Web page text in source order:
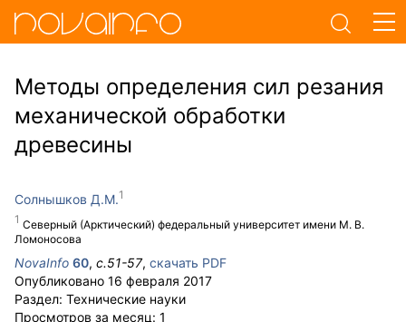
Методы определения сил резания
механической обработки
древесины
Солнышков Д.М.
Северный (Арктический) федеральный университет имени М. В.
Ломоносова
NovaInfo 60, с.51-57, скачать PDF
Опубликовано 16 февраля 2017
Раздел: Технические науки
Просмотров за месяц: 1